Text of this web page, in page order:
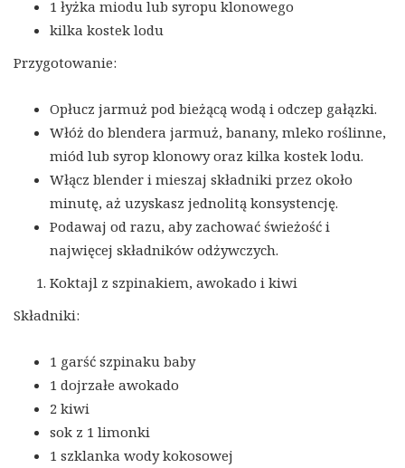
1 łyżka miodu lub syropu klonowego
kilka kostek lodu
Przygotowanie:
Opłucz jarmuż pod bieżącą wodą i odczep gałązki.
Włóż do blendera jarmuż, banany, mleko roślinne,
miód lub syrop klonowy oraz kilka kostek lodu.
Włącz blender i mieszaj składniki przez około
minutę, aż uzyskasz jednolitą konsystencję.
Podawaj od razu, aby zachować świeżość i
najwięcej składników odżywczych.
Koktajl z szpinakiem, awokado i kiwi
Składniki:
1 garść szpinaku baby
1 dojrzałe awokado
2 kiwi
sok z 1 limonki
1 szklanka wody kokosowej